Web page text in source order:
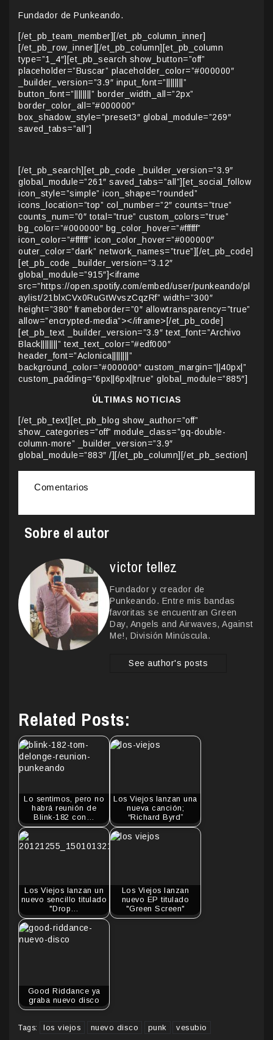
Fundador de Punkeando.
[/et_pb_team_member][/et_pb_column_inner]
[/et_pb_row_inner][/et_pb_column][et_pb_column
type=”1_4″][et_pb_search show_button=”off”
placeholder=”Buscar” placeholder_color=”#000000″
_builder_version=”3.9″ input_font=”||||||||”
button_font=”||||||||” border_width_all=”2px”
border_color_all=”#000000″
box_shadow_style=”preset3″ global_module=”269″
saved_tabs=”all”]
[/et_pb_search][et_pb_code _builder_version=”3.9″
global_module=”261″ saved_tabs=”all”][et_social_follow
icon_style=”simple” icon_shape=”rounded”
icons_location=”top” col_number=”2″ counts=”true”
counts_num=”0″ total=”true” custom_colors=”true”
bg_color=”#000000″ bg_color_hover=”#ffffff”
icon_color=”#ffffff” icon_color_hover=”#000000″
outer_color=”dark” network_names=”true”][/et_pb_code]
[et_pb_code _builder_version=”3.12″
global_module=”915″]<iframe
src=”https://open.spotify.com/embed/user/punkeando/pl
aylist/21blxCVx0RuGtWvszCqzRf” width=”300″
height=”380″ frameborder=”0″ allowtransparency=”true”
allow=”encrypted-media”></iframe>[/et_pb_code]
[et_pb_text _builder_version=”3.9″ text_font=”Archivo
Black||||||||” text_text_color=”#edf000″
header_font=”Aclonica||||||||”
background_color=”#000000″ custom_margin=”||40px|”
custom_padding=”6px||6px||true” global_module=”885″]
ÚLTIMAS NOTICIAS
[/et_pb_text][et_pb_blog show_author=”off”
show_categories=”off” module_class=”gq-double-
column-more” _builder_version=”3.9″
global_module=”883″ /][/et_pb_column][/et_pb_section]
Comentarios
Sobre el autor
victor tellez
Fundador y creador de
Punkeando. Entre mis bandas
favoritas se encuentran Green
Day, Angels and Airwaves, Against
Me!, División Minúscula.
See author's posts
Related Posts:
Lo sentimos, pero no
habrá reunión de
Blink-182 con…
Los Viejos lanzan una
nueva canción;
“Richard Byrd”
Los Viejos lanzan un
nuevo sencillo titulado
"Drop…
Los Viejos lanzan
nuevo EP titulado
"Green Screen"
Good Riddance ya
graba nuevo disco
Tags: los viejos nuevo disco punk vesubio